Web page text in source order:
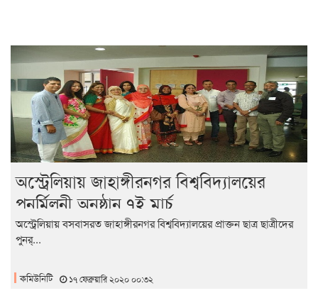
অস্ট্রেলিয়ায় জাহাঙ্গীরনগর বিশ্ববিদ্যালয়ের
পুনর্মিলনী অনুষ্ঠান ৭ই মার্চ
অস্ট্রেলিয়ায় বসবাসরত জাহাঙ্গীরনগর বিশ্ববিদ্যালয়ের প্রাক্তন ছাত্র ছাত্রীদের
পুনর্...
কমিউনিটি ১৭ ফেব্রুয়ারি ২০২০ ০০:৩২